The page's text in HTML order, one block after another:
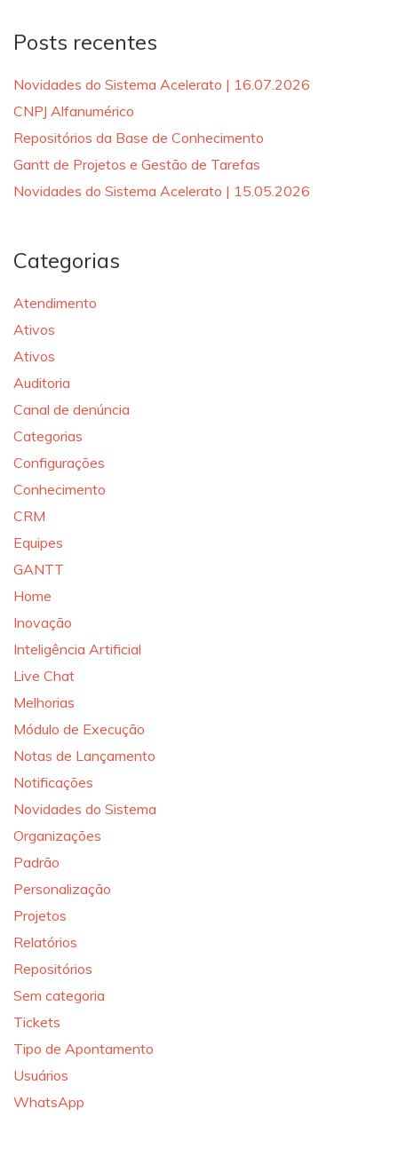
Posts recentes
Novidades do Sistema Acelerato | 16.07.2026
CNPJ Alfanumérico
Repositórios da Base de Conhecimento
Gantt de Projetos e Gestão de Tarefas
Novidades do Sistema Acelerato | 15.05.2026
Categorias
Atendimento
Ativos
Ativos
Auditoria
Canal de denúncia
Categorias
Configurações
Conhecimento
CRM
Equipes
GANTT
Home
Inovação
Inteligência Artificial
Live Chat
Melhorias
Módulo de Execução
Notas de Lançamento
Notificações
Novidades do Sistema
Organizações
Padrão
Personalização
Projetos
Relatórios
Repositórios
Sem categoria
Tickets
Tipo de Apontamento
Usuários
WhatsApp